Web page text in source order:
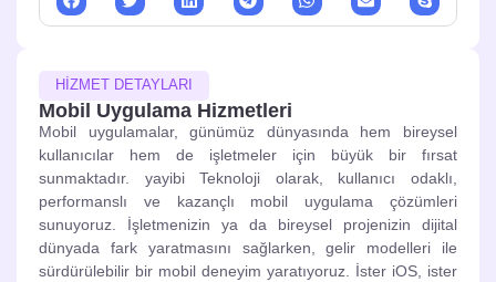
HİZMET DETAYLARI
Mobil Uygulama Hizmetleri
Mobil uygulamalar, günümüz dünyasında hem bireysel
kullanıcılar hem de işletmeler için büyük bir fırsat
sunmaktadır. yayibi Teknoloji olarak, kullanıcı odaklı,
performanslı ve kazançlı mobil uygulama çözümleri
sunuyoruz. İşletmenizin ya da bireysel projenizin dijital
dünyada fark yaratmasını sağlarken, gelir modelleri ile
sürdürülebilir bir mobil deneyim yaratıyoruz. İster iOS, ister